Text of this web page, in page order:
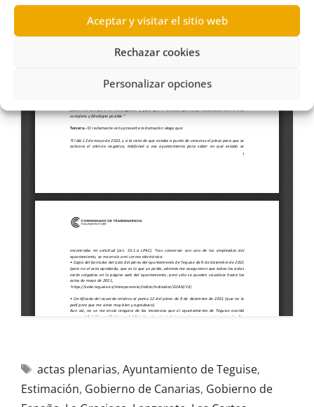
Aceptar y visitar el sitio web
Rechazar cookies
Personalizar opciones
actas plenarias, Ayuntamiento de Teguise,
Estimación, Gobierno de Canarias, Gobierno de